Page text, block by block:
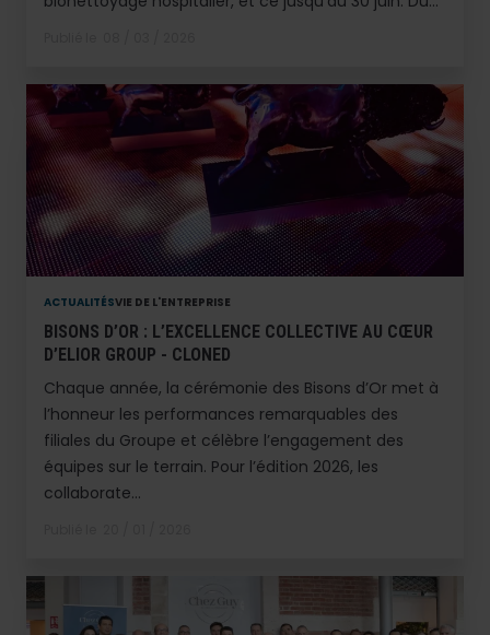
ACTUALITÉSVIE DE L'ENTREPRISE
BISONS D’OR : L’EXCELLENCE COLLECTIVE AU CŒUR
D’ELIOR GROUP - CLONED
Chaque année, la cérémonie des Bisons d’Or met à
l’honneur les performances remarquables des
filiales du Groupe et célèbre l’engagement des
équipes sur le terrain. Pour l’édition 2026, les
collaborate...